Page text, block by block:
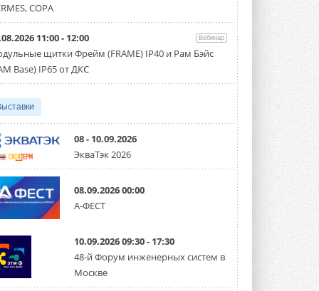
ЦОД с плотностью 54 кВт на
стойку
Испытания прошли на собственной
производственной площадке и были ...
3 АВГУСТА 2026
систему DVM на R32
Линейка включает семь типоразмеров
производительностью от 22,4 до 56 кВт.
Суммарная длина трубопроводов ...
3 АВГУСТА 2026
«СиСофт Девелопмент» подвел
итоги конкурса студенческих
стартует уже в сентябре 2026 года ...
3 АВГУСТА 2026
«Русклимат» укрепляет
COPA
11:00 - 12:00 Вебинар
щитки Фрейм (FRAME) IP40 и Рам Бэйс
Base) IP65 от ДКС
08 - 10.09.2026
ЭкваТэк 2026
08.09.2026 00:00
А-ФЕСТ
10.09.2026 09:30 - 17:30
48-й Форум инженерных систем в
Москве